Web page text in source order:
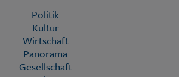
Politik
Kultur
Wirtschaft
Panorama
Gesellschaft